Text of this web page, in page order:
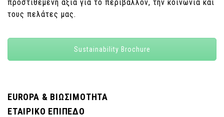
προστιθέμενη αξία για το περιβάλλον, την κοινωνία και
τους πελάτες μας.
Sustainability Brochure
ΕUROPA & ΒΙΩΣΙΜΟΤΗΤΑ
ΕΤΑΙΡΙΚΟ ΕΠΙΠΕΔΟ